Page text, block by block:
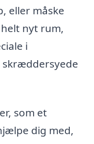
eller måske
nyt rum,
i
som et
dig med,